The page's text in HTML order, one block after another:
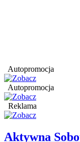
Autopromocja
Autopromocja
Reklama
Aktywna